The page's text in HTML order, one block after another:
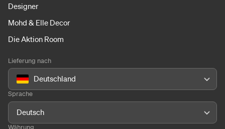
Designer
Mohd & Elle Decor
Die Aktion Room
Lieferung nach
Deutschland
Sprache
Deutsch